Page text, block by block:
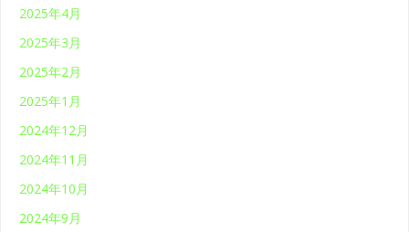
2025年4月
2025年3月
2025年2月
2025年1月
2024年12月
2024年11月
2024年10月
2024年9月